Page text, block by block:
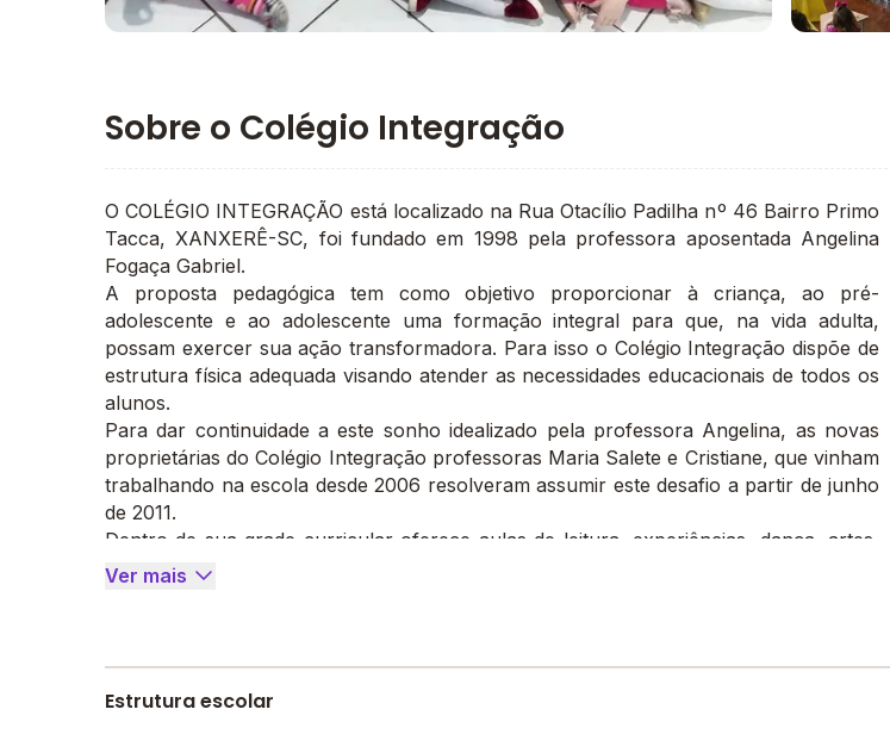
Sobre o Colégio Integração
O COLÉGIO INTEGRAÇÃO está localizado na Rua Otacílio Padilha nº 46 Bairro Primo
Tacca, XANXERÊ-SC, foi fundado em 1998 pela professora aposentada Angelina
Fogaça Gabriel.
A proposta pedagógica tem como objetivo proporcionar à criança, ao pré-
adolescente e ao adolescente uma formação integral para que, na vida adulta,
possam exercer sua ação transformadora. Para isso o Colégio Integração dispõe de
estrutura física adequada visando atender as necessidades educacionais de todos os
alunos.
Para dar continuidade a este sonho idealizado pela professora Angelina, as novas
proprietárias do Colégio Integração professoras Maria Salete e Cristiane, que vinham
trabalhando na escola desde 2006 resolveram assumir este desafio a partir de junho
de 2011.
Dentro de sua grade curricular oferece aulas de leitura, experiências, dança, artes,
inglês, natação, informática com lousa interativa e passeios culturais. Atualmente
com a comunidade local.
Ver mais
Estrutura escolar